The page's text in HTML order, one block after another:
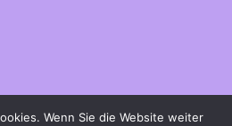
Wenn Sie die Website weiter